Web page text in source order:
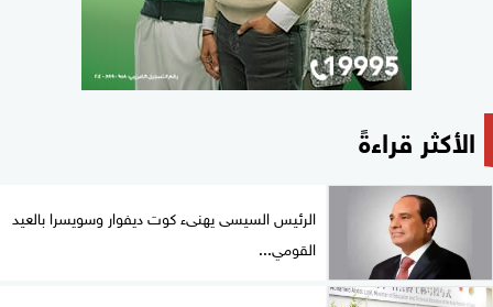
الأكثر قراءةً
الرئيس السيسى يهنىء كوت ديفوار وسويسرا بالعيد
القومي...